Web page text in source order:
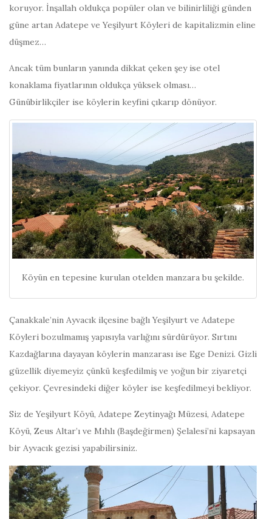
koruyor. İnşallah oldukça popüler olan ve bilinirliliği günden
güne artan Adatepe ve Yeşilyurt Köyleri de kapitalizmin eline
düşmez…
Ancak tüm bunların yanında dikkat çeken şey ise otel
konaklama fiyatlarının oldukça yüksek olması…
Günübirlikçiler ise köylerin keyfini çıkarıp dönüyor.
Köyün en tepesine kurulan otelden manzara bu şekilde.
Çanakkale’nin Ayvacık ilçesine bağlı Yeşilyurt ve Adatepe
Köyleri bozulmamış yapısıyla varlığını sürdürüyor. Sırtını
Kazdağlarına dayayan köylerin manzarası ise Ege Denizi. Gizli
güzellik diyemeyiz çünkü keşfedilmiş ve yoğun bir ziyaretçi
çekiyor. Çevresindeki diğer köyler ise keşfedilmeyi bekliyor.
Siz de Yeşilyurt Köyü, Adatepe Zeytinyağı Müzesi, Adatepe
Köyü, Zeus Altar’ı ve Mıhlı (Başdeğirmen) Şelalesi’ni kapsayan
bir Ayvacık gezisi yapabilirsiniz.